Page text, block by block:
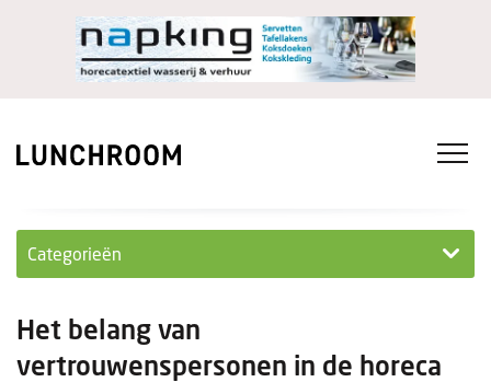
Categorieën
Ondernemen in...
Het belang van
vertrouwenspersonen in de horeca